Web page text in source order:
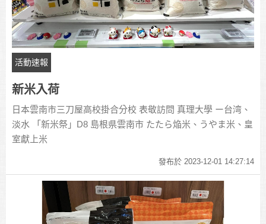
活動速報
新米入荷
日本雲南市三刀屋高校掛合分校 表敬訪問 真理大學 ー台湾、
淡水 「新米祭」D8 島根県雲南市 たたら焔米、うやま米、皇
室獻上米
發布於 2023-12-01 14:27:14